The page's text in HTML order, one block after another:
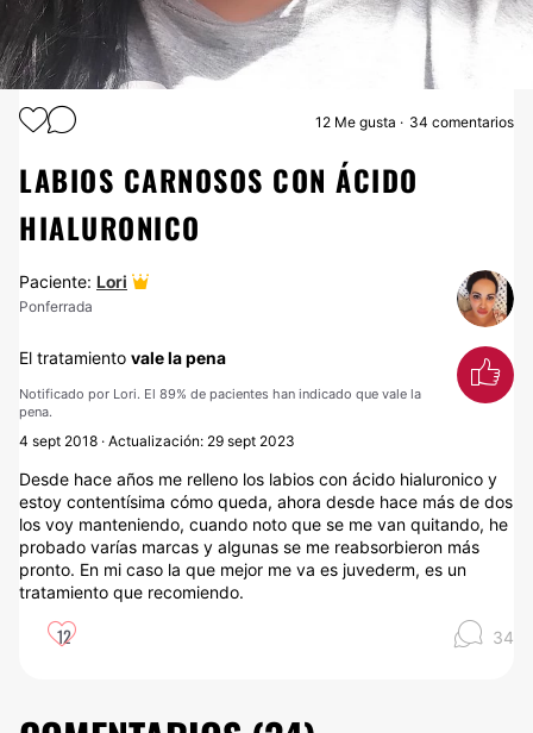
AUMENTO LABIOS
12 Me gusta 34 comentarios
LABIOS CARNOSOS CON ÁCIDO
HIALURONICO
Paciente: Lori
Ponferrada
El tratamiento vale la pena
Notificado por Lori. El 89% de pacientes han indicado que vale la
pena.
4 sept 2018 · Actualización: 29 sept 2023
Desde hace años me relleno los labios con ácido hialuronico y
estoy contentísima cómo queda, ahora desde hace más de dos
los voy manteniendo, cuando noto que se me van quitando, he
probado varías marcas y algunas se me reabsorbieron más
pronto. En mi caso la que mejor me va es juvederm, es un
tratamiento que recomiendo.
12 34